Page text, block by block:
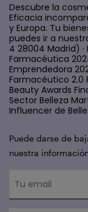
Descubre la
Eficacia
y Europa. Tu
puedes ir a
4 28004 Madrid)
Farmacéutica
Emprendedora
Farmacéutico 2.0
Beauty Awards
Sector Belleza
Influencer de
Puede darse de
nuestra